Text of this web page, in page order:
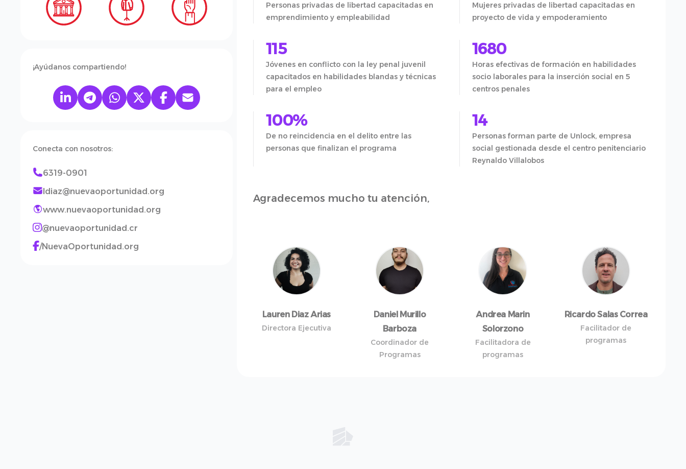
¡Ayúdanos compartiendo!
Conecta con nosotros:
6319-0901
ldiaz@nuevaoportunidad.org
www.nuevaoportunidad.org
@nuevaoportunidad.cr
/NuevaOportunidad.org
Personas privadas de libertad capacitadas en
emprendimiento y empleabilidad
Mujeres privadas de libertad capacitadas en
proyecto de vida y empoderamiento
Jóvenes en conflicto con la ley penal juvenil
capacitados en habilidades blandas y técnicas
para el empleo
115
Horas efectivas de formación en habilidades
socio laborales para la inserción social en 5
centros penales
1680
De no reincidencia en el delito entre las
personas que finalizan el programa
100%
Personas forman parte de Unlock, empresa
social gestionada desde el centro penitenciario
Reynaldo Villalobos
14
Agradecemos mucho tu atención,
Lauren Diaz Arias
Directora Ejecutiva
Daniel Murillo
Barboza
Coordinador de
Programas
Andrea Marin
Solorzono
Facilitadora de
programas
Ricardo Salas Correa
Facilitador de
programas